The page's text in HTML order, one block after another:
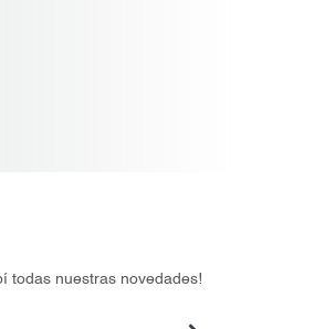
todas nuestras novedades!